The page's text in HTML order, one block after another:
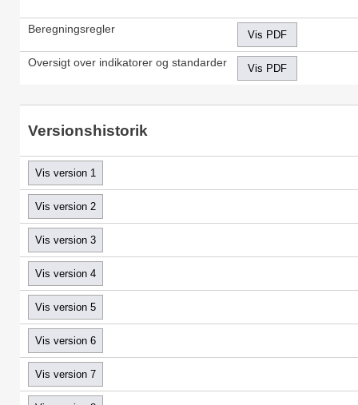
Beregningsregler
Oversigt over indikatorer og standarder
Versionshistorik